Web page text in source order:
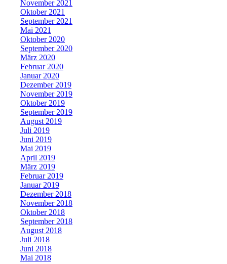
November 2021
Oktober 2021
September 2021
Mai 2021
Oktober 2020
September 2020
März 2020
Februar 2020
Januar 2020
Dezember 2019
November 2019
Oktober 2019
September 2019
August 2019
Juli 2019
Juni 2019
Mai 2019
April 2019
März 2019
Februar 2019
Januar 2019
Dezember 2018
November 2018
Oktober 2018
September 2018
August 2018
Juli 2018
Juni 2018
Mai 2018